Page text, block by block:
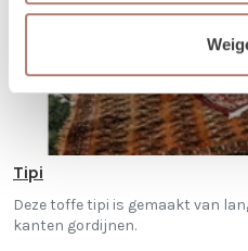
Tipi
Deze toffe tipi is gemaakt van
kanten gordijnen.